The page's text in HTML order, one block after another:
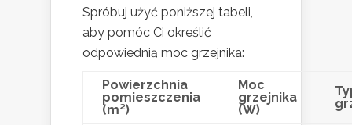
Spróbuj użyć poniższej tabeli,
aby pomóc Ci określić
odpowiednią moc grzejnika:
Powierzchnia
pomieszczenia
(m²)
Moc
grzejnika
(W)